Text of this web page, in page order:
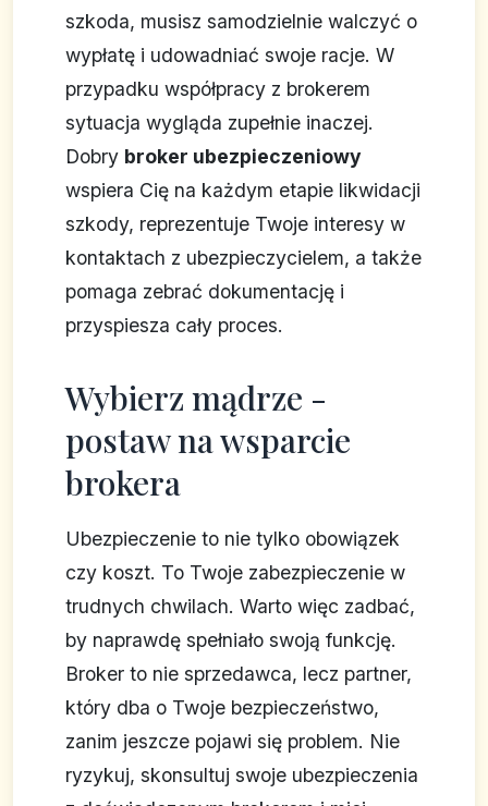
szkoda, musisz samodzielnie walczyć o
wypłatę i udowadniać swoje racje. W
przypadku współpracy z brokerem
sytuacja wygląda zupełnie inaczej.
Dobry broker ubezpieczeniowy
wspiera Cię na każdym etapie likwidacji
szkody, reprezentuje Twoje interesy w
kontaktach z ubezpieczycielem, a także
pomaga zebrać dokumentację i
przyspiesza cały proces.
Wybierz mądrze -
postaw na wsparcie
brokera
Ubezpieczenie to nie tylko obowiązek
czy koszt. To Twoje zabezpieczenie w
trudnych chwilach. Warto więc zadbać,
by naprawdę spełniało swoją funkcję.
Broker to nie sprzedawca, lecz partner,
który dba o Twoje bezpieczeństwo,
zanim jeszcze pojawi się problem. Nie
ryzykuj, skonsultuj swoje ubezpieczenia